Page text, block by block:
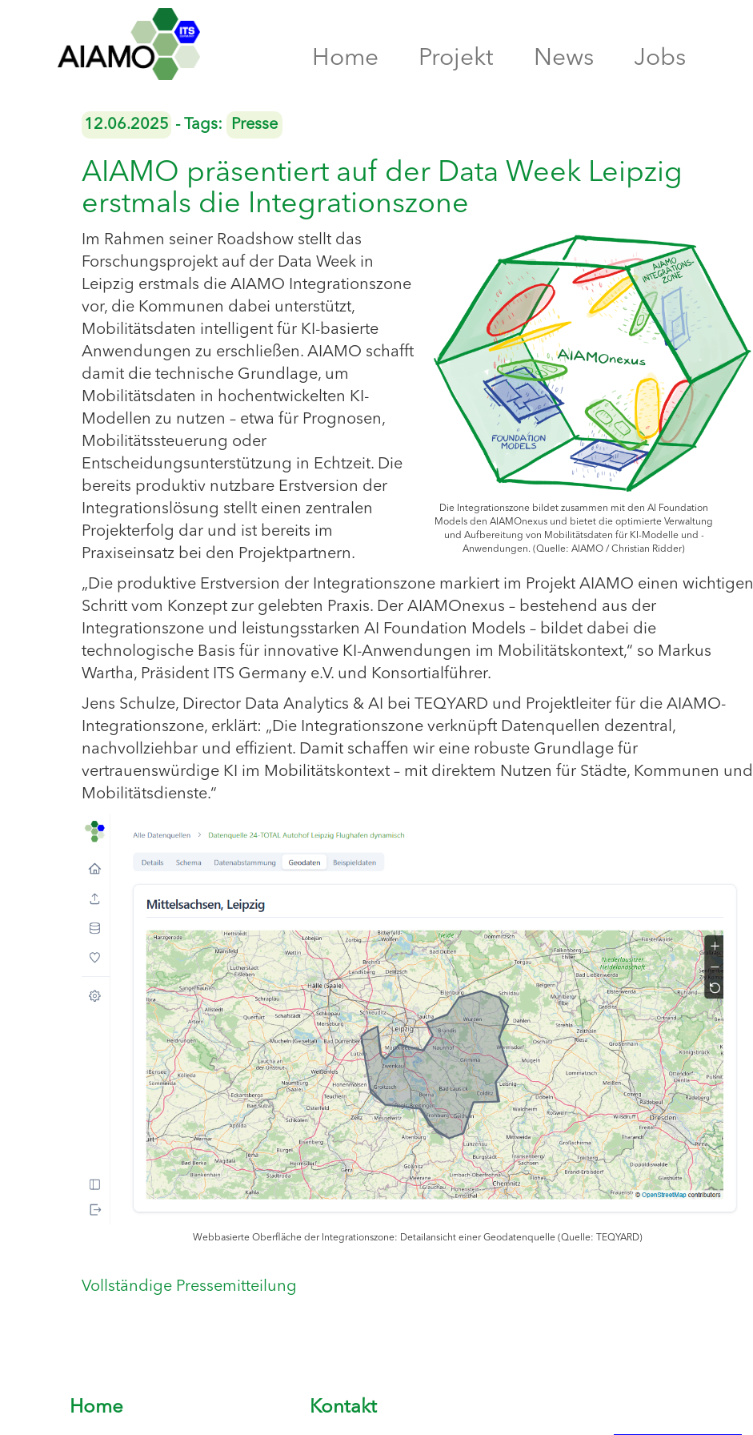
Home Projekt News Jobs
12.06.2025 - Tags: Presse
AIAMO präsentiert auf der Data Week Leipzig
erstmals die Integrationszone
Die Integrationszone bildet zusammen mit den AI Foundation
Models den AIAMOnexus und bietet die optimierte Verwaltung
und Aufbereitung von Mobilitätsdaten für KI-Modelle und -
Anwendungen. (Quelle: AIAMO / Christian Ridder)
Im Rahmen seiner Roadshow stellt das
Forschungsprojekt auf der Data Week in
Leipzig erstmals die AIAMO Integrationszone
vor, die Kommunen dabei unterstützt,
Mobilitätsdaten intelligent für KI-basierte
Anwendungen zu erschließen. AIAMO schafft
damit die technische Grundlage, um
Mobilitätsdaten in hochentwickelten KI-
Modellen zu nutzen – etwa für Prognosen,
Mobilitätssteuerung oder
Entscheidungsunterstützung in Echtzeit. Die
bereits produktiv nutzbare Erstversion der
Integrationslösung stellt einen zentralen
Projekterfolg dar und ist bereits im
Praxiseinsatz bei den Projektpartnern.
„Die produktive Erstversion der Integrationszone markiert im Projekt AIAMO einen wichtigen
Schritt vom Konzept zur gelebten Praxis. Der AIAMOnexus – bestehend aus der
Integrationszone und leistungsstarken AI Foundation Models – bildet dabei die
technologische Basis für innovative KI-Anwendungen im Mobilitätskontext,“ so Markus
Wartha, Präsident ITS Germany e.V. und Konsortialführer.
Jens Schulze, Director Data Analytics & AI bei TEQYARD und Projektleiter für die AIAMO-
Integrationszone, erklärt: „Die Integrationszone verknüpft Datenquellen dezentral,
nachvollziehbar und effizient. Damit schaffen wir eine robuste Grundlage für
vertrauenswürdige KI im Mobilitätskontext – mit direktem Nutzen für Städte, Kommunen und
Mobilitätsdienste.“
Webbasierte Oberfläche der Integrationszone: Detailansicht einer Geodatenquelle (Quelle: TEQYARD)
Vollständige Pressemitteilung
Home Kontakt